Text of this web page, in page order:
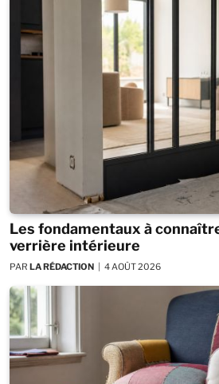
Les fondamentaux à
verrière intérieure
PAR LA RÉDACTION 4 AOÛT 2026